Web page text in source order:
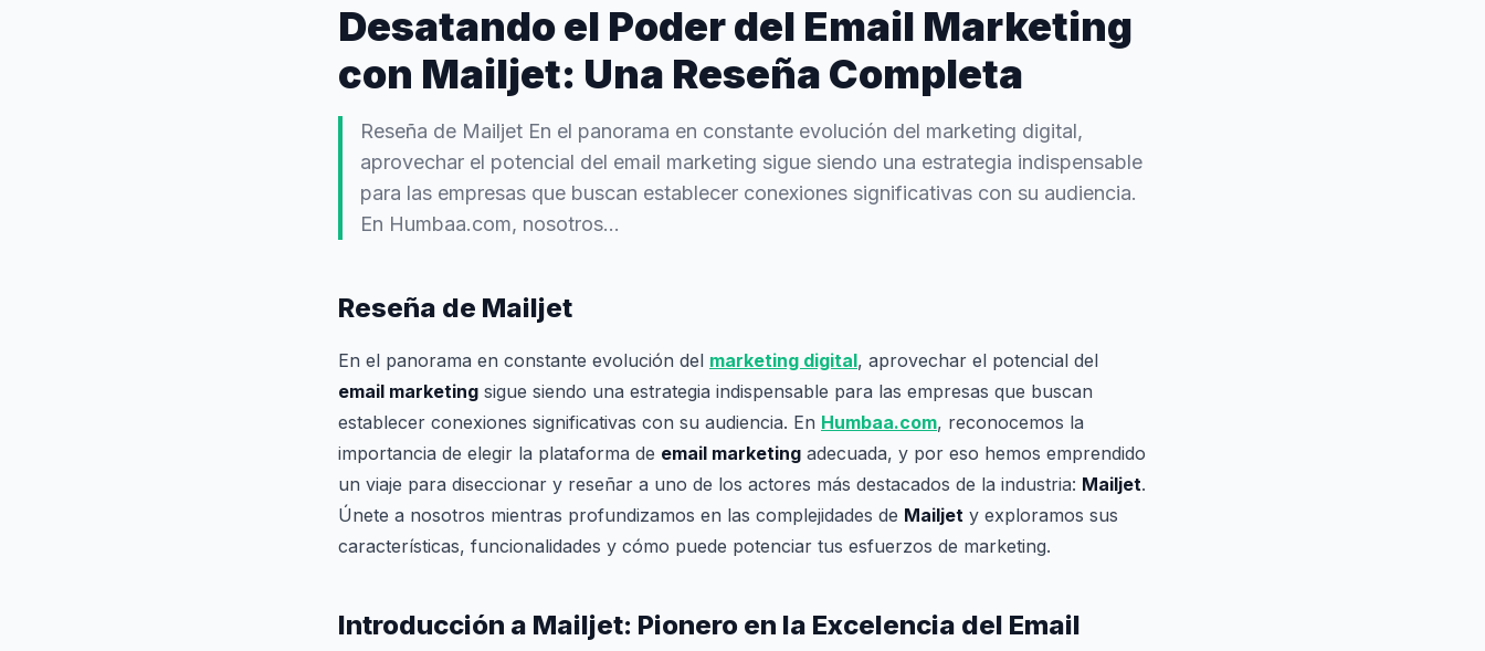
Desatando el Poder del Email Marketing
con Mailjet: Una Reseña Completa
Reseña de Mailjet En el panorama en constante evolución del marketing digital,
aprovechar el potencial del email marketing sigue siendo una estrategia indispensable
para las empresas que buscan establecer conexiones significativas con su audiencia.
En Humbaa.com, nosotros...
Reseña de Mailjet
En el panorama en constante evolución del marketing digital, aprovechar el potencial del
email marketing sigue siendo una estrategia indispensable para las empresas que buscan
establecer conexiones significativas con su audiencia. En Humbaa.com, reconocemos la
importancia de elegir la plataforma de email marketing adecuada, y por eso hemos emprendido
un viaje para diseccionar y reseñar a uno de los actores más destacados de la industria: Mailjet.
Únete a nosotros mientras profundizamos en las complejidades de Mailjet y exploramos sus
características, funcionalidades y cómo puede potenciar tus esfuerzos de marketing.
Introducción a Mailjet: Pionero en la Excelencia del Email